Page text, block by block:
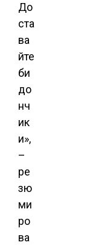
До
ста
ва
йте
би
до
нч
ик
и»,
–
ре
зю
ми
ро
ва